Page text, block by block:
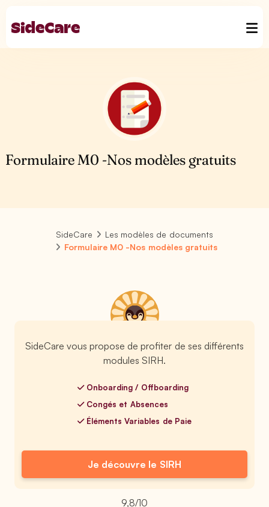
Formulaire M0 -Nos modèles gratuits
SideCare
Les modèles de documents
Formulaire M0 -Nos modèles gratuits
SideCare vous propose de profiter de ses différents
modules SIRH.
Onboarding / Offboarding
Congés et Absences
Éléments Variables de Paie
Je découvre le SIRH
9,8/10